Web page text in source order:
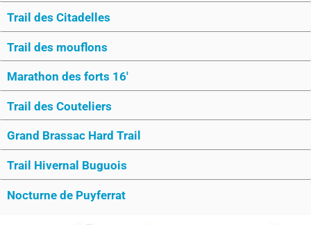
Trail des Citadelles
Trail des mouflons
Marathon des forts 16'
Trail des Couteliers
Grand Brassac Hard Trail
Trail Hivernal Buguois
Nocturne de Puyferrat